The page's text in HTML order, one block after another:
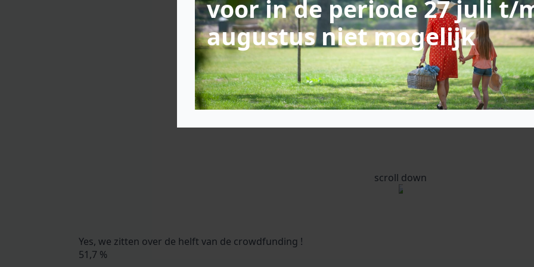
scroll down
Yes, we zitten over de helft van de crowdfunding !
51,7 %
voor in de periode 27 juli t/
augustus niet mogelijk